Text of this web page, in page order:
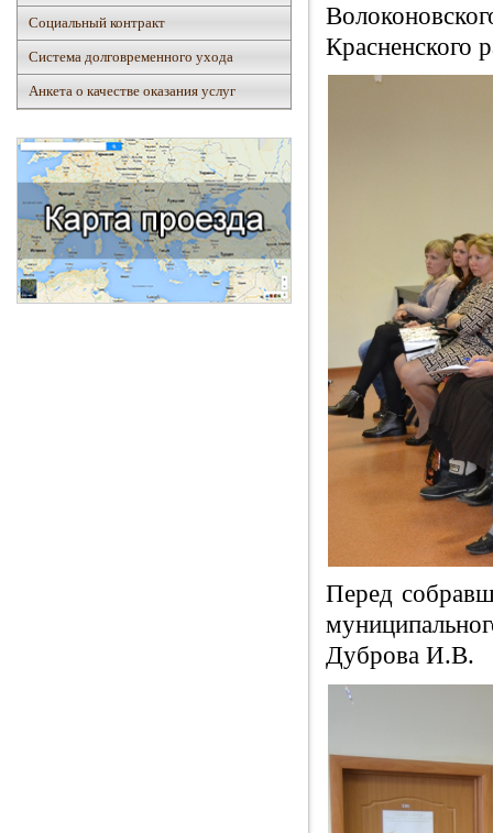
Социальный контракт
Система долговременного ухода
Анкета о качестве оказания услуг
Красненского
Перед
Дуброва И.В.